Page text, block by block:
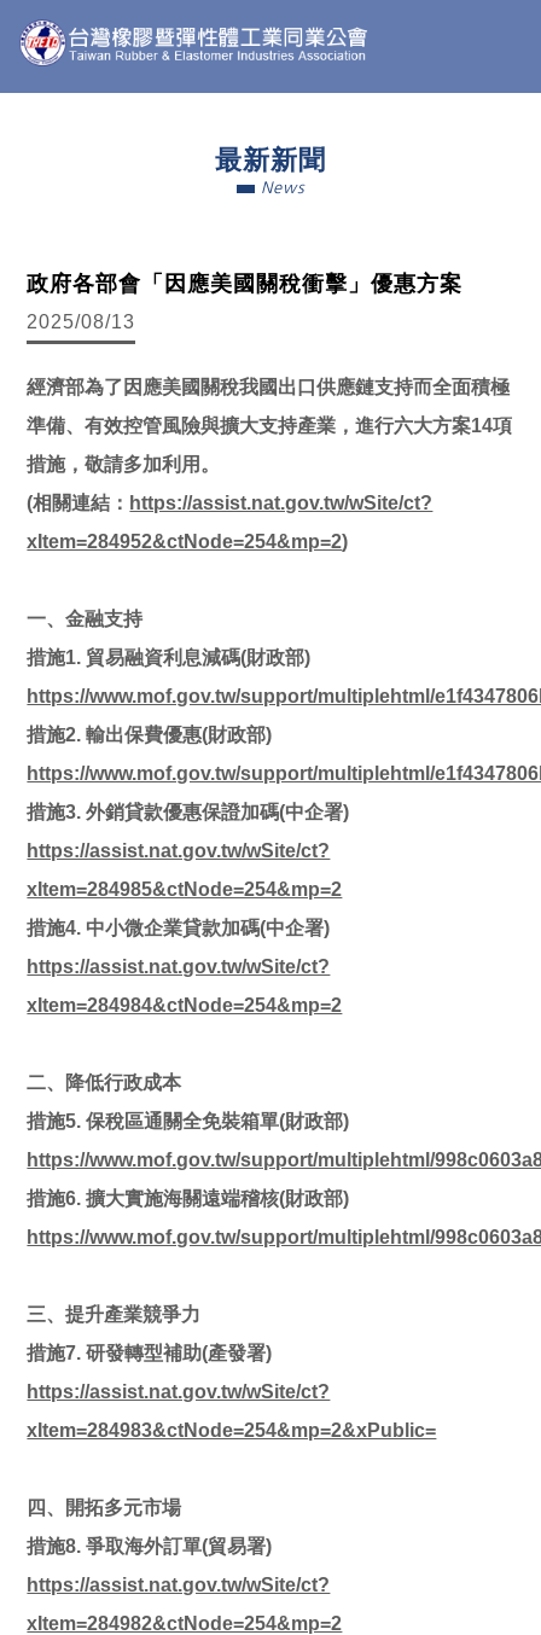
最新新聞
News
政府各部會「因應美國關稅衝擊」優惠方案
2025/08/13
經濟部為了因應美國關稅我國出口供應鏈支持而全面積極
準備、有效控管風險與擴大支持產業，進行六大方案14項
措施，敬請多加利用。
(相關連結： https://assist.nat.gov.tw/wSite/ct?
xItem=284952&ctNode=254&mp=2)
一、金融支持
措施1. 貿易融資利息減碼(財政部)
https://www.mof.gov.tw/support/multiplehtml/
措施2. 輸出保費優惠(財政部)
https://www.mof.gov.tw/support/multiplehtml/
措施3. 外銷貸款優惠保證加碼(中企署)
https://assist.nat.gov.tw/wSite/ct?
xItem=284985&ctNode=254&mp=2
措施4. 中小微企業貸款加碼(中企署)
https://assist.nat.gov.tw/wSite/ct?
xItem=284984&ctNode=254&mp=2
二、降低行政成本
措施5. 保稅區通關全免裝箱單(財政部)
https://www.mof.gov.tw/support/multiplehtml/
措施6. 擴大實施海關遠端稽核(財政部)
https://www.mof.gov.tw/support/multiplehtml/
三、提升產業競爭力
措施7. 研發轉型補助(產發署)
https://assist.nat.gov.tw/wSite/ct?
xItem=284983&ctNode=254&mp=2&xPublic=
四、開拓多元市場
措施8. 爭取海外訂單(貿易署)
https://assist.nat.gov.tw/wSite/ct?
xItem=284982&ctNode=254&mp=2